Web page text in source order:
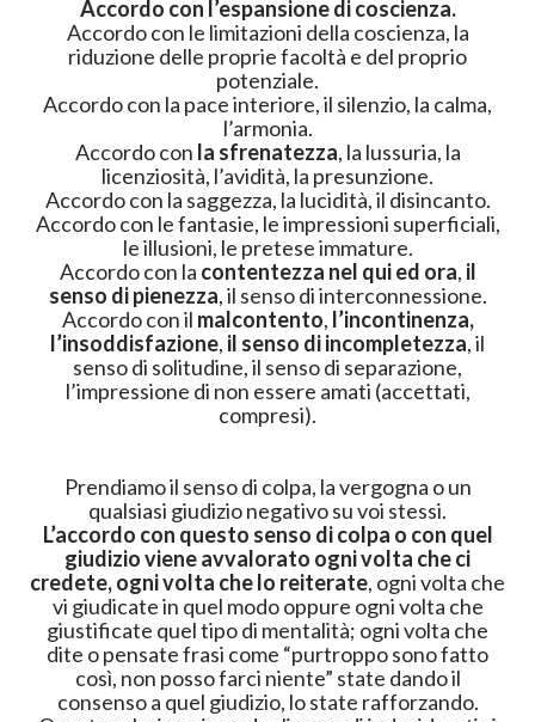
Accordo con l’espansione di coscienza.
Accordo con le limitazioni della coscienza, la
riduzione delle proprie facoltà e del proprio
potenziale.
Accordo con la pace interiore, il silenzio, la calma,
l’armonia.
Accordo con la sfrenatezza, la lussuria, la
licenziosità, l’avidità, la presunzione.
Accordo con la saggezza, la lucidità, il disincanto.
Accordo con le fantasie, le impressioni superficiali,
le illusioni, le pretese immature.
Accordo con la contentezza nel qui ed ora, il
senso di pienezza, il senso di interconnessione.
Accordo con il malcontento, l’incontinenza,
l’insoddisfazione, il senso di incompletezza, il
senso di solitudine, il senso di separazione,
l’impressione di non essere amati (accettati,
compresi).
Prendiamo il senso di colpa, la vergogna o un
qualsiasi giudizio negativo su voi stessi.
L’accordo con questo senso di colpa o con quel
giudizio viene avvalorato ogni volta che ci
credete, ogni volta che lo reiterate, ogni volta che
vi giudicate in quel modo oppure ogni volta che
giustificate quel tipo di mentalità; ogni volta che
dite o pensate frasi come “purtroppo sono fatto
così, non posso farci niente” state dando il
consenso a quel giudizio, lo state rafforzando.